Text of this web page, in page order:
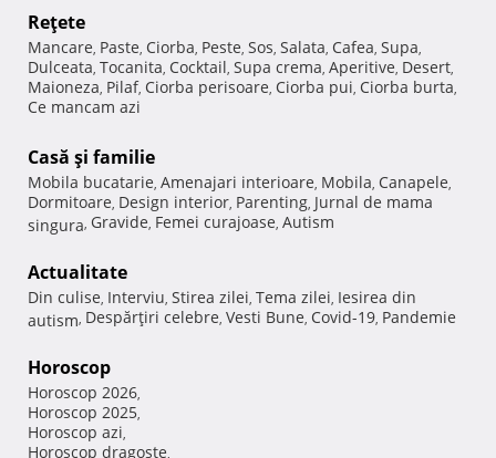
Reţete
Mancare, Paste, Ciorba, Peste, Sos, Salata, Cafea, Supa,
Dulceata, Tocanita, Cocktail, Supa crema, Aperitive, Desert,
Maioneza, Pilaf, Ciorba perisoare, Ciorba pui, Ciorba burta,
Ce mancam azi
Casă şi familie
Mobila bucatarie, Amenajari interioare, Mobila, Canapele,
Dormitoare, Design interior, Parenting, Jurnal de mama
singura, Gravide, Femei curajoase, Autism
Actualitate
Din culise, Interviu, Stirea zilei, Tema zilei, Iesirea din
autism, Despărţiri celebre, Vesti Bune, Covid-19, Pandemie
Horoscop
Horoscop 2026,
Horoscop 2025,
Horoscop azi,
Horoscop dragoste,